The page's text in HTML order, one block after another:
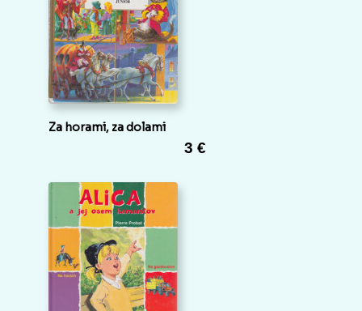
Za horami, za dolami
3 €